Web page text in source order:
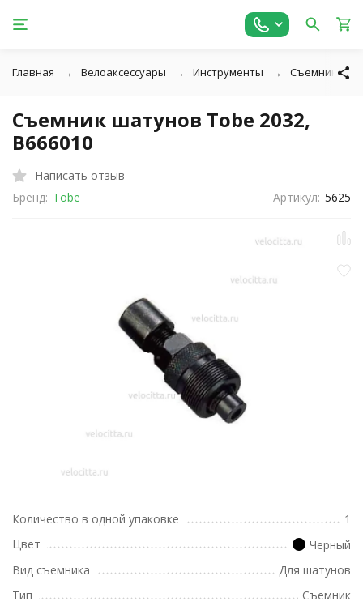
Главная Велоаксессуары Инструменты Съемники
Съемник шатунов Tobe 2032,
B666010
Написать отзыв
Бренд: Tobe Артикул: 5625
Количество в одной упаковке
1
Цвет
Черный
Вид съемника
Для шатунов
Тип
Съемник